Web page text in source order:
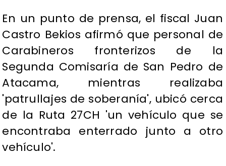
En un punto de prensa, el fiscal Juan
Castro Bekios afirmó que personal de
Carabineros fronterizos de la
Segunda Comisaría de San Pedro de
Atacama, mientras realizaba
'patrullajes de soberanía', ubicó cerca
de la Ruta 27CH 'un vehículo que se
encontraba enterrado junto a otro
vehículo'.